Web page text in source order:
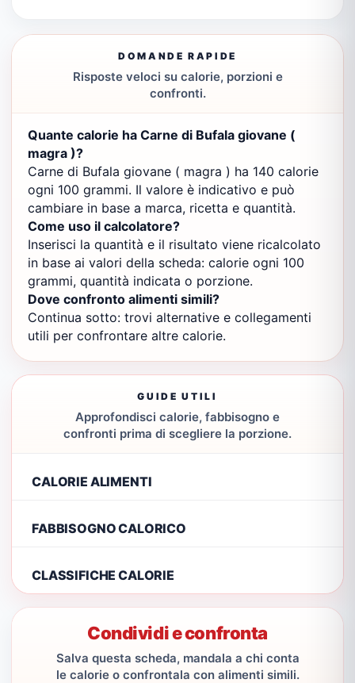
DOMANDE RAPIDE
Risposte veloci su calorie, porzioni e
confronti.
Quante calorie ha Carne di Bufala giovane (
magra )?
Carne di Bufala giovane ( magra ) ha 140 calorie
ogni 100 grammi. Il valore è indicativo e può
cambiare in base a marca, ricetta e quantità.
Come uso il calcolatore?
Inserisci la quantità e il risultato viene ricalcolato
in base ai valori della scheda: calorie ogni 100
grammi, quantità indicata o porzione.
Dove confronto alimenti simili?
Continua sotto: trovi alternative e collegamenti
utili per confrontare altre calorie.
GUIDE UTILI
Approfondisci calorie, fabbisogno e
confronti prima di scegliere la porzione.
CALORIE ALIMENTI
FABBISOGNO CALORICO
CLASSIFICHE CALORIE
Condividi e confronta
Salva questa scheda, mandala a chi conta
le calorie o confrontala con alimenti simili.